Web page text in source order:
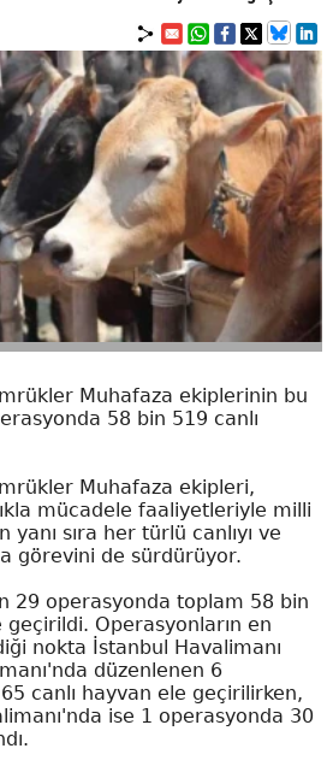
Muhafaza ekiplerinin bu
58 bin 519 canlı
Muhafaza ekipleri,
mücadele faaliyetleriyle milli
yanı sıra her türlü canlıyı ve
görevini de sürdürüyor.
29 operasyonda toplam 58 bin
geçirildi. Operasyonların en
nokta İstanbul Havalimanı
düzenlenen 6
canlı hayvan ele geçirilirken,
ise 1 operasyonda 30